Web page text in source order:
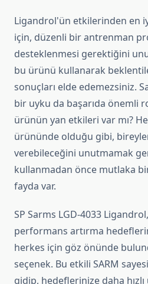
Ligandrol'ün etkilerinden en
için, düzenli bir antrenman
desteklenmesi gerektiğini
bu ürünü kullanarak
sonuçları elde edemezsiniz.
bir uyku da başarıda önemli
ürünün yan etkileri var mı?
ürününde olduğu gibi,
verebileceğini unutmamak
kullanmadan önce mutlaka
fayda var.
SP Sarms LGD-4033
performans artırma
herkes için göz önünde
seçenek. Bu etkili SARM
gidip, hedeflerinize daha